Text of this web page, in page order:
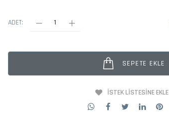
ADET:
SEPETE EKLE
İSTEK LISTESINE EKLE